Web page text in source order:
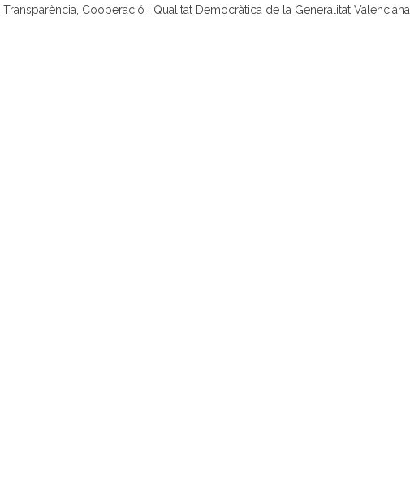
Cooperació i Qualitat Democràtica de la Generalitat Valenciana.